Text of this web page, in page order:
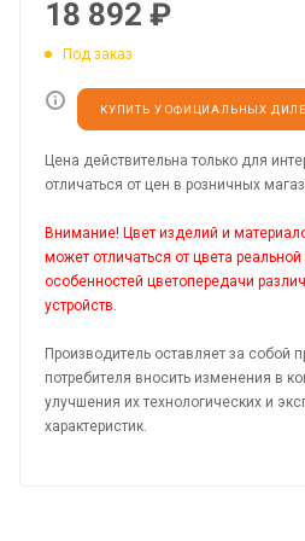
18 892 ₽
Под заказ
КУПИТЬ У ОФИЦИАЛЬНЫХ
Цена действительна только для
отличаться от цен в розничных
Внимание! Цвет изделий и
может отличаться от цвета реальной
особенностей цветопередачи
устройств.
Производитель оставляет за собой
потребителя вносить изменения в
улучшения их технологических и
характеристик.